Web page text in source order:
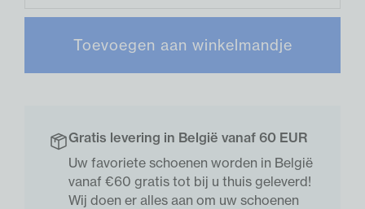
Toevoegen aan winkelmandje
Gratis levering in België vanaf 60 EUR
Uw favoriete schoenen worden in België
vanaf €60 gratis tot bij u thuis geleverd!
Wij doen er alles aan om uw schoenen